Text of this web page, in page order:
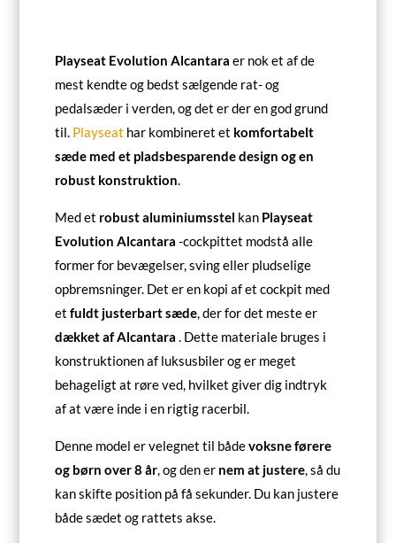
Playseat Evolution Alcantara er nok et af de
mest kendte og bedst sælgende rat- og
pedalsæder i verden, og det er der en god grund
til. Playseat har kombineret et komfortabelt
sæde med et pladsbesparende design og en
robust konstruktion.
Med et robust aluminiumsstel kan Playseat
Evolution Alcantara -cockpittet modstå alle
former for bevægelser, sving eller pludselige
opbremsninger. Det er en kopi af et cockpit med
etfuldt justerbart sæde, der for det meste er
dækket af Alcantara. Dette materiale bruges i
konstruktionen af luksusbiler og er meget
behageligt at røre ved, hvilket giver dig indtryk
af at være inde i en rigtig racerbil.
Denne model er velegnet til bådevoksne førere
og børn over 8 år, og den er nem at justere, så du
kan skifte position på få sekunder. Du kan justere
både sædet og rattets akse.